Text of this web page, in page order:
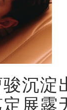
沉淀
展露